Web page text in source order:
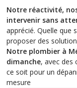
Notre réactivité,
intervenir sans
apprécié. Quelle que
proposer des
Notre plombier à
dimanche, avec des
ce soit pour un
mesure